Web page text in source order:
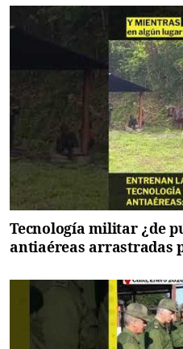
Tecnología militar ¿de
antiaéreas arrastradas